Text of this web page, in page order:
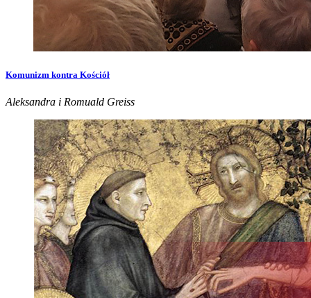
Komunizm kontra Kościół
Aleksandra i Romuald Greiss